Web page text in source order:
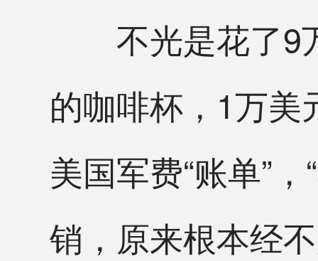
不光是花了9
的咖啡杯，1万
美国军费“账单”
销，原来根本经